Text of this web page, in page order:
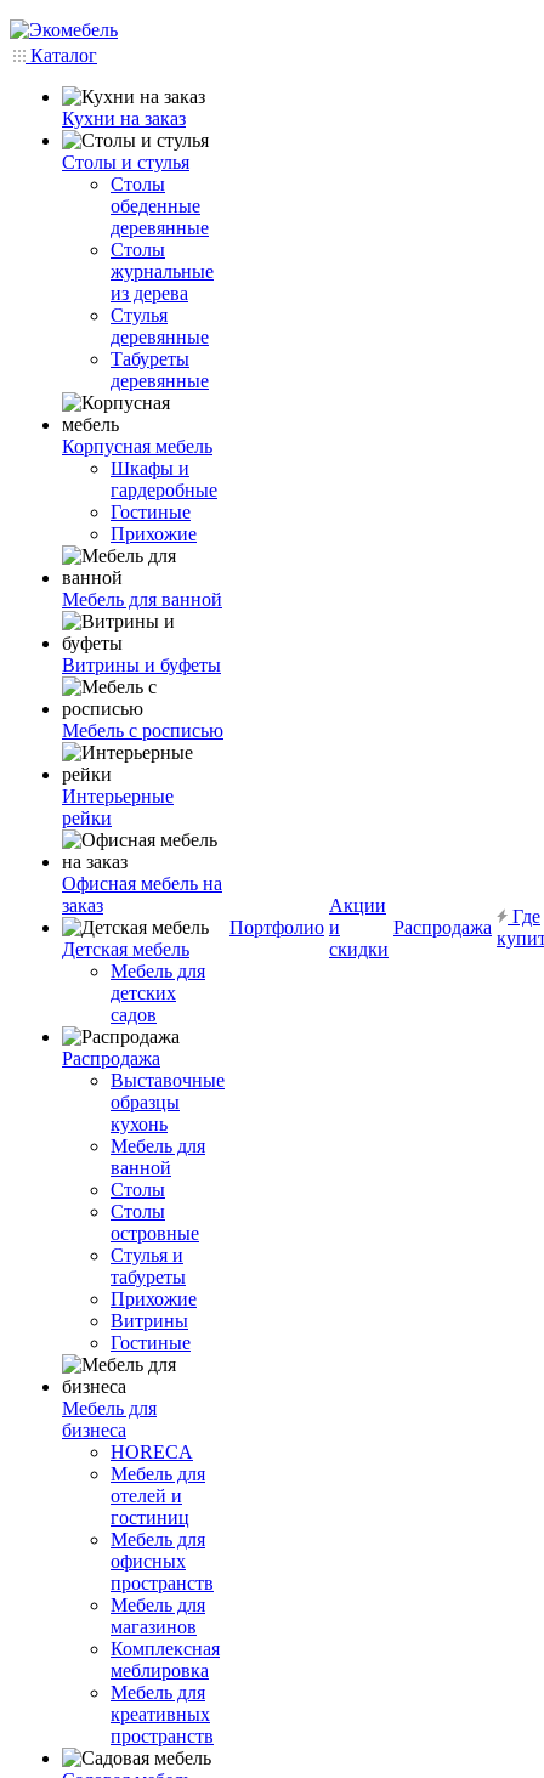
Каталог
Кухни на заказ
Столы и стулья
Столы
обеденные
деревянные
Столы
журнальные
из дерева
Стулья
деревянные
Табуреты
деревянные
Корпусная мебель
Шкафы и
гардеробные
Гостиные
Прихожие
Мебель для ванной
Витрины и буфеты
Мебель с росписью
Интерьерные
рейки
Офисная мебель на
заказ
Детская мебель
Мебель для
детских
садов
Распродажа
Выставочные
образцы
кухонь
Мебель для
ванной
Столы
Столы
островные
Стулья и
табуреты
Прихожие
Витрины
Гостиные
Мебель для
бизнеса
HORECA
Мебель для
отелей и
гостиниц
Мебель для
офисных
пространств
Мебель для
магазинов
Комплексная
меблировка
Мебель для
креативных
пространств
Портфолио
Акции
и
скидки
Распродажа
Где